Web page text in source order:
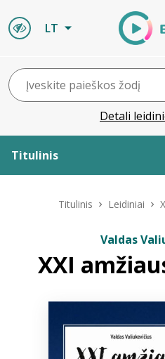
LT
Detali
Titulinis
ELVIS atvyksta
Bibliotekoms
Titulinis Leidiniai
Valdas
XXI